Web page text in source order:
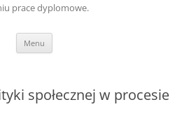
prace dyplomowe.
Menu
społecznej w procesie